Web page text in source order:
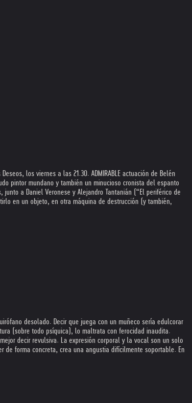
los viernes a las 21.30. ADMIRABLE actuación de Belén
pintor mundano y también un minucioso cronista del espanto
a Daniel Veronese y Alejandro Tantanián (“El periférico de
en un objeto, en otra máquina de destrucción (y también,
desolado. Decir que juega con un muñeco sería edulcorar
(sobre todo psíquica), lo maltrata con ferocidad inaudita.
decir revulsiva. La expresión corporal y la vocal son un solo
de forma concreta, crea una angustia difícilmente soportable. En